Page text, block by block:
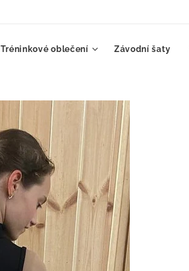
Tréninkové oblečení Závodní šaty